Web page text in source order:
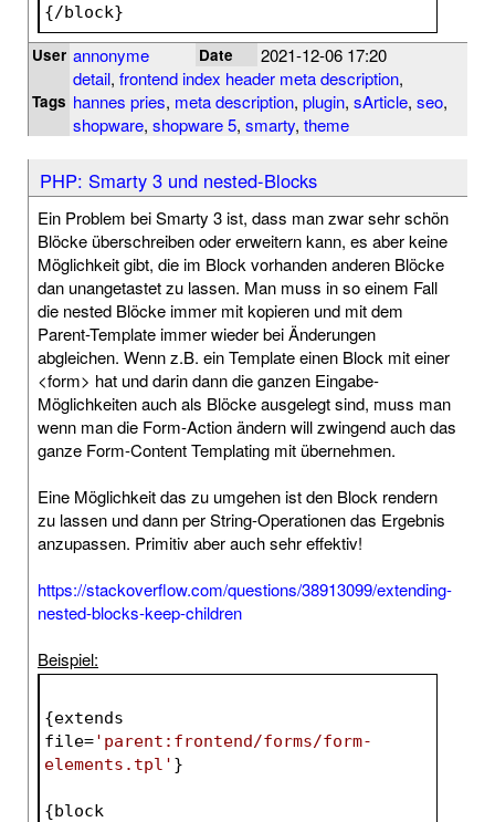
{/block}
User annonyme Date 2021-12-06 17:20
Tags
detail, frontend index header meta description,
hannes pries, meta description, plugin, sArticle, seo,
shopware, shopware 5, smarty, theme
PHP: Smarty 3 und nested-Blocks
Ein Problem bei Smarty 3 ist, dass man zwar sehr schön
Blöcke überschreiben oder erweitern kann, es aber keine
Möglichkeit gibt, die im Block vorhanden anderen Blöcke
dan unangetastet zu lassen. Man muss in so einem Fall
die nested Blöcke immer mit kopieren und mit dem
Parent-Template immer wieder bei Änderungen
abgleichen. Wenn z.B. ein Template einen Block mit einer
<form> hat und darin dann die ganzen Eingabe-
Möglichkeiten auch als Blöcke ausgelegt sind, muss man
wenn man die Form-Action ändern will zwingend auch das
ganze Form-Content Templating mit übernehmen.
Eine Möglichkeit das zu umgehen ist den Block rendern
zu lassen und dann per String-Operationen das Ergebnis
anzupassen. Primitiv aber auch sehr effektiv!
https://stackoverflow.com/questions/38913099/extending-
nested-blocks-keep-children
Beispiel:
{extends
file='parent:frontend/forms/form-
elements.tpl' }
{block